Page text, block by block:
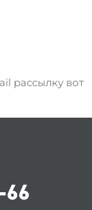
рассылку вот
66